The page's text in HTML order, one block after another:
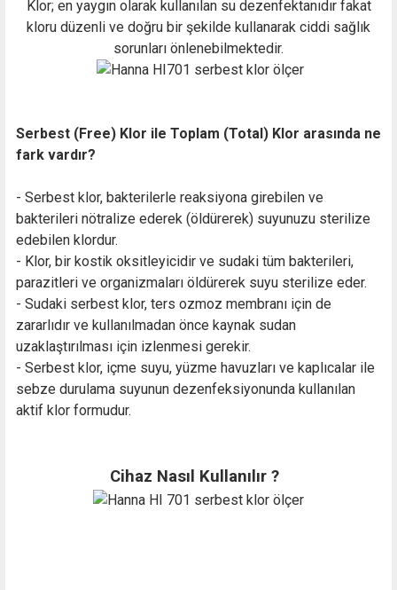
Klor; en yaygın olarak kullanılan su dezenfektanıdır fakat
kloru düzenli ve doğru bir şekilde kullanarak ciddi sağlık
sorunları önlenebilmektedir.
Serbest (Free) Klor ile Toplam (Total) Klor arasında ne
fark vardır?
- Serbest klor, bakterilerle reaksiyona girebilen ve
bakterileri nötralize ederek (öldürerek) suyunuzu sterilize
edebilen klordur.
- Klor, bir kostik oksitleyicidir ve sudaki tüm bakterileri,
parazitleri ve organizmaları öldürerek suyu sterilize eder.
- Sudaki serbest klor, ters ozmoz membranı için de
zararlıdır ve kullanılmadan önce kaynak sudan
uzaklaştırılması için izlenmesi gerekir.
- Serbest klor, içme suyu, yüzme havuzları ve kaplıcalar ile
sebze durulama suyunun dezenfeksiyonunda kullanılan
aktif klor formudur.
Cihaz Nasıl Kullanılır ?